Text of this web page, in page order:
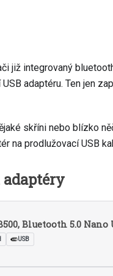
již integrovaný
adaptéru. Ten jen
skříni nebo blízko
na prodlužovací USB
adaptéry
Bluetooth 5.0 Nano
USB